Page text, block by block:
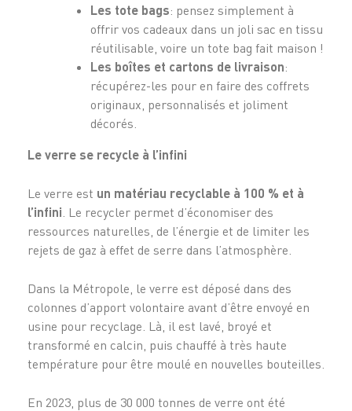
Les tote bags: pensez simplement à
offrir vos cadeaux dans un joli sac en tissu
réutilisable, voire un tote bag fait maison !
Les boîtes et cartons de livraison:
récupérez-les pour en faire des coffrets
originaux, personnalisés et joliment
décorés.
Le verre se recycle à l’infini
Le verre est un matériau recyclable à 100 % et à
l’infini. Le recycler permet d’économiser des
ressources naturelles, de l’énergie et de limiter les
rejets de gaz à effet de serre dans l’atmosphère.
Dans la Métropole, le verre est déposé dans des
colonnes d’apport volontaire avant d’être envoyé en
usine pour recyclage. Là, il est lavé, broyé et
transformé en calcin, puis chauffé à très haute
température pour être moulé en nouvelles bouteilles.
En 2023, plus de 30 000 tonnes de verre ont été